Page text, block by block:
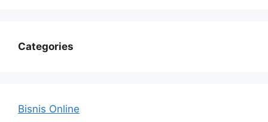
Categories
Bisnis Online